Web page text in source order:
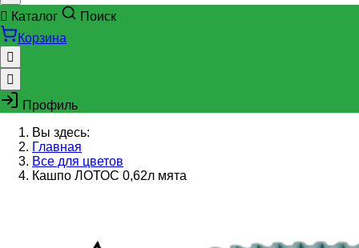
Каталог
Поиск
Корзина
Профиль
Вы здесь:
Главная
Все для цветов
Кашпо ЛОТОС 0,62л мята